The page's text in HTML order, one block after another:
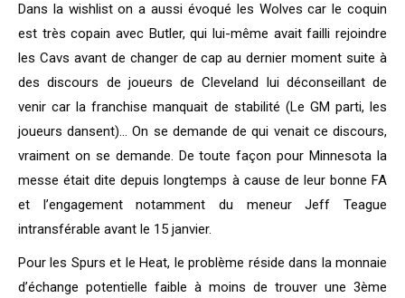
Dans la wishlist on a aussi évoqué les Wolves car le coquin
est très copain avec Butler, qui lui-même avait failli rejoindre
les Cavs avant de changer de cap au dernier moment suite à
des discours de joueurs de Cleveland lui déconseillant de
venir car la franchise manquait de stabilité (Le GM parti, les
joueurs dansent)… On se demande de qui venait ce discours,
vraiment on se demande. De toute façon pour Minnesota la
messe était dite depuis longtemps à cause de leur bonne FA
et l’engagement notamment du meneur Jeff Teague
intransférable avant le 15 janvier.
Pour les Spurs et le Heat, le problème réside dans la monnaie
d’échange potentielle faible à moins de trouver une 3ème